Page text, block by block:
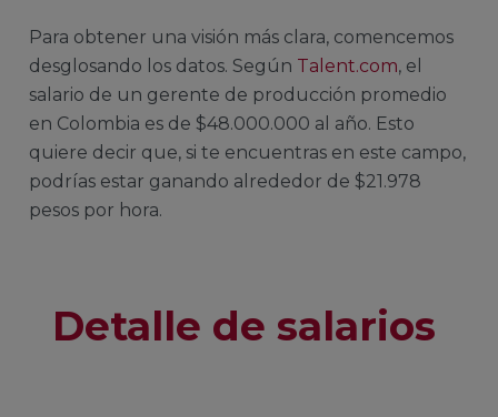
Para obtener una visión más clara, comencemos
desglosando los datos. Según Talent.com, el
salario de un gerente de producción promedio
en Colombia es de $48.000.000 al año. Esto
quiere decir que, si te encuentras en este campo,
podrías estar ganando alrededor de $21.978
pesos por hora.
Detalle de salarios